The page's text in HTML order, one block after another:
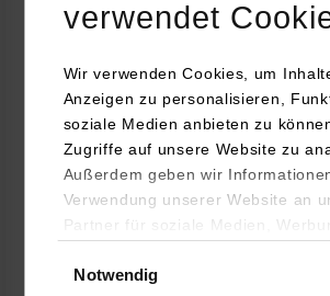
verwendet
Wir verwenden Cookies, um
Anzeigen zu personalisieren,
soziale Medien anbieten zu
Zugriffe auf unsere Website zu
Außerdem geben wir
Verwendung unserer Website an
Partner für soziale Medien,
YouTube, Google Maps) führen
Notwendig
70173 Stuttgart
Melanie Lange